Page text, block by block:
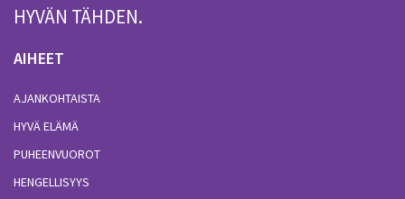
HYVÄN TÄHDEN.
AIHEET
AJANKOHTAISTA
HYVÄ ELÄMÄ
PUHEENVUOROT
HENGELLISYYS